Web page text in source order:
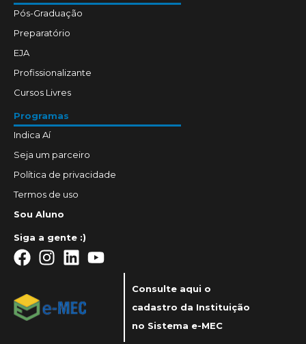
Pós-Graduação
Preparatório
EJA
Profissionalizante
Cursos Livres
Programas
Indica Aí
Seja um parceiro
Política de privacidade
Termos de uso
Sou Aluno
Siga a gente :)
Consulte aqui o
cadastro da Instituição
no Sistema e-MEC